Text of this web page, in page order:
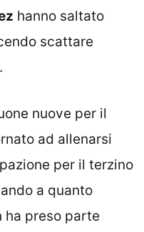
hanno saltato
scattare
nuove per il
ad allenarsi
per il terzino
a quanto
ha preso parte